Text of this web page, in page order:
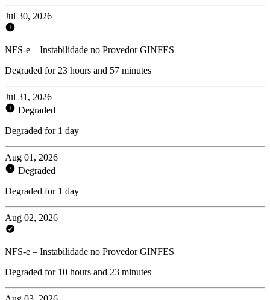
Jul 30, 2026
NFS-e – Instabilidade no Provedor GINFES
Degraded for 23 hours and 57 minutes
Jul 31, 2026
Degraded
Degraded for 1 day
Aug 01, 2026
Degraded
Degraded for 1 day
Aug 02, 2026
NFS-e – Instabilidade no Provedor GINFES
Degraded for 10 hours and 23 minutes